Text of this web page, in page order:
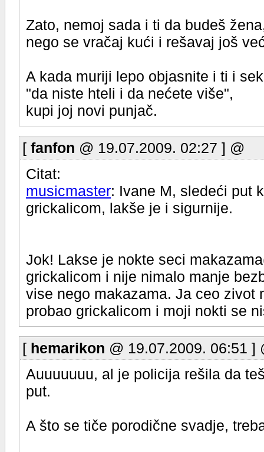
Zato, nemoj sada i ti da budeš
nego se vračaj kući i rešavaj još
A kada muriji lepo objasnite i ti i
"da niste hteli i da nećete više",
kupi joj novi punjač.
[ fanfon @ 19.07.2009. 02:27 ] @
Citat:
musicmaster: Ivane M, sledeći put
grickalicom, lakše je i sigurnije.
Jok! Lakse je nokte seci
grickalicom i nije nimalo manje
vise nego makazama. Ja ceo zivot
probao grickalicom i moji nokti se
[ hemarikon @ 19.07.2009. 06:51 ]
Auuuuuuu, al je policija rešila da
put.
A što se tiče porodične svadje,